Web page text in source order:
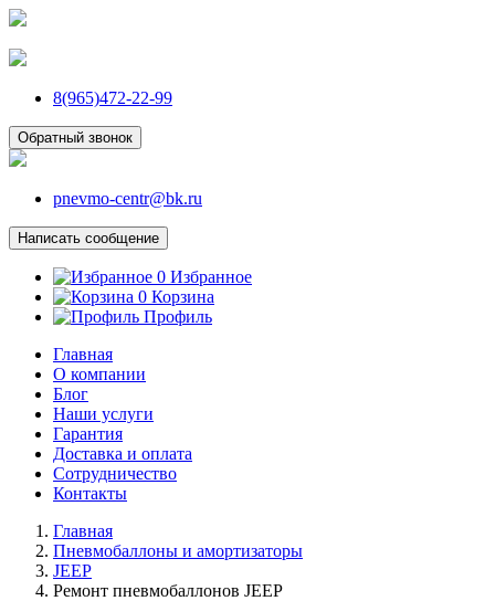
8(965)472-22-99
Обратный звонок
pnevmo-centr@bk.ru
Написать сообщение
0 Избранное
0 Корзина
Профиль
Главная
О компании
Блог
Наши услуги
Гарантия
Доставка и оплата
Сотрудничество
Контакты
Главная
Пневмобаллоны и амортизаторы
JEEP
Ремонт пневмобаллонов JEEP